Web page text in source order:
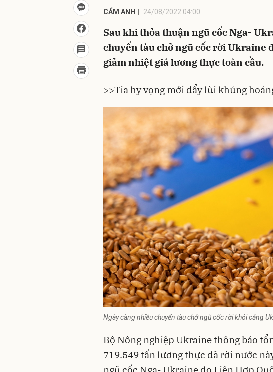
CẨM ANH 24/08/2022 04:00
Sau khi thỏa thuận ngũ cốc Nga-
chuyến tàu chở ngũ cốc rời Ukraine
giảm nhiệt giá lương thực toàn cầu.
>>Tia hy vọng mới đẩy lùi khủng
Ngày càng nhiều chuyến tàu chở ngũ cốc rời khỏi cảng
Bộ Nông nghiệp Ukraine thông báo
719.549 tấn lương thực đã rời nước
ngũ cốc Nga- Ukraine do Liên Hợp